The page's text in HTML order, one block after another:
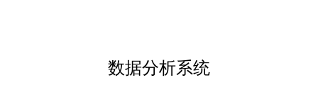
数据分析系统